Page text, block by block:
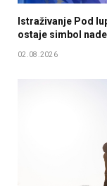
Istraživanje Pod
ostaje simbol
02.08.2026